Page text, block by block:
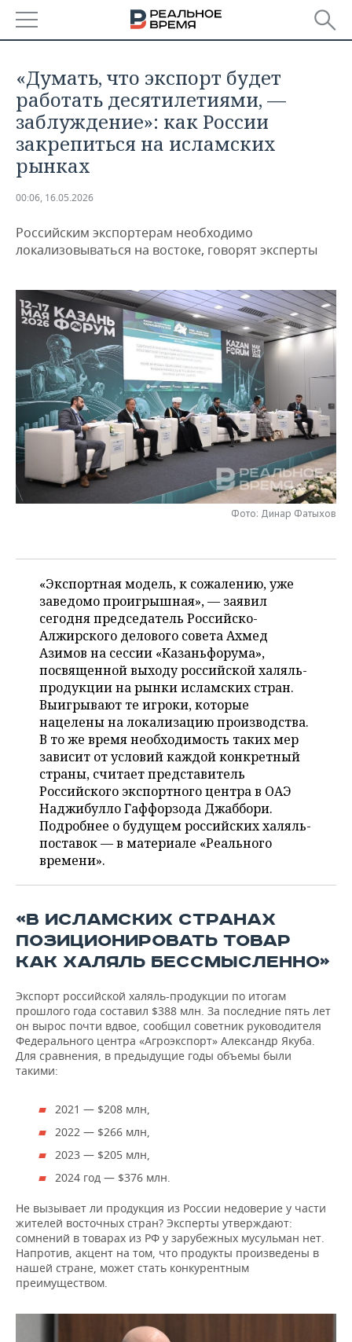
БАШКОРТОСТАН
ТАТАРСТАН
УДМУРТИЯ
НОВОСТИ
АНАЛИТИКА
НОВОСТИ АНАЛИТИКИ
ДЕКЛАРАЦИИ О ДОХОДАХ
КОРОЛИ ГОСЗАКАЗА ПФО
КОМУ ПРИНАДЛЕЖАТ
ТОРГОВЫЕ ЦЕНТРЫ
ТАТАРСТАНА
ЭКОНОМИКА
НОВОСТИ ЭКОНОМИКИ
ФИНАНСЫ
БЮДЖЕТ
ИНВЕСТИЦИИ
ПРОМЫШЛЕННОСТЬ
НОВОСТИ
ПРОМЫШЛЕННОСТИ
МАШИНОСТРОЕНИЕ
НЕФТЕХИМИЯ
НЕФТЬ
ОПК
ЭНЕРГЕТИКА
НЕДВИЖИМОСТЬ
НОВОСТИ АВТО
БИЗНЕС
НОВОСТИ БИЗНЕСА
РОЗНИЧНАЯ ТОРГОВЛЯ
ТРАНСПОРТ
УСЛУГИ
ТЕХНОЛОГИИ
НОВОСТИ ТЕХНОЛОГИЙ
МЕДИА
ТЕЛЕКОММУНИКАЦИИ
МЕРОПРИЯТИЯ
НОВОСТИ МЕРОПРИЯТИЙ
ВЫЕЗДНАЯ РЕДАКЦИЯ
БИЗНЕС-БРАНЧИ
ОТКРЫТАЯ ЛЕКЦИЯ
СПОРТ
НОВОСТИ СПОРТА
ФУТБОЛ
БАСКЕТБОЛ
ВОЛЕЙБОЛ
КИБЕРСПОРТ
ФИГУРНОЕ КАТАНИЕ
ВОДНЫЕ ВИДЫ СПОРТА
ХОККЕЙ С МЯЧОМ
ОБЩЕСТВО
НОВОСТИ ОБЩЕСТВА
ИНФРАСТРУКТУРА
ИСТОРИЯ
КУЛЬТУРА
МЕДИЦИНА
ОБРАЗОВАНИЕ
ПРОИСШЕСТВИЯ
ФОТОГАЛЕРЕЯ
СПРАВОЧНИК
СПИСОК ПЕРСОН
СПИСОК КОМПАНИЙ
ПОЛНАЯ ВЕРСИЯ
«Думать, что экспорт будет
работать десятилетиями, —
заблуждение»: как России
закрепиться на исламских
рынках
00:06, 16.05.2026
Российским экспортерам необходимо
локализовываться на востоке, говорят эксперты
Фото: Динар Фатыхов
«Экспортная модель, к сожалению, уже
заведомо проигрышная», — заявил
сегодня председатель Российско-
Алжирского делового совета Ахмед
Азимов на сессии «Казаньфорума»,
посвященной выходу российской халяль-
продукции на рынки исламских стран.
Выигрывают те игроки, которые
нацелены на локализацию производства.
В то же время необходимость таких мер
зависит от условий каждой конкретный
страны, считает представитель
Российского экспортного центра в ОАЭ
Наджибулло Гаффорзода Джаббори.
Подробнее о будущем российских халяль-
поставок — в материале «Реального
времени».
«В ИСЛАМСКИХ СТРАНАХ
ПОЗИЦИОНИРОВАТЬ ТОВАР
КАК ХАЛЯЛЬ БЕССМЫСЛЕННО»
Экспорт российской халяль-продукции по итогам
прошлого года составил $388 млн. За последние пять лет
он вырос почти вдвое, сообщил советник руководителя
Федерального центра «Агроэкспорт» Александр Якуба.
Для сравнения, в предыдущие годы объемы были
такими:
2021 — $208 млн,
2022 — $266 млн,
2023 — $205 млн,
2024 год — $376 млн.
Не вызывает ли продукция из России недоверие у части
жителей восточных стран? Эксперты утверждают:
сомнений в товарах из РФ у зарубежных мусульман нет.
Напротив, акцент на том, что продукты произведены в
нашей стране, может стать конкурентным
преимуществом.